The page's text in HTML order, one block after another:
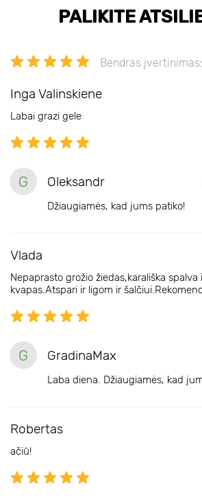
PALIKITE
Bendras
Inga Valinskiene
Labai grazi gele
G Oleksandr
Džiaugiamės, kad jums patiko!
Vlada
Nepaprasto grožio žiedas,karališka spalva
kvapas.Atspari ir ligom ir
G GradinaMax
Laba diena. Džiaugiamės, kad
Robertas
ačiū!